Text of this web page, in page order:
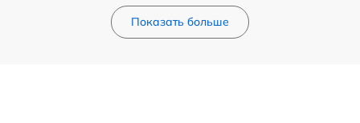
Показать больше